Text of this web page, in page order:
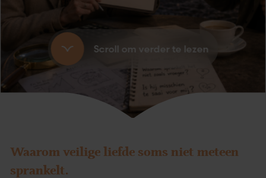
Scroll om verder te lezen
Waarom veilige liefde soms niet meteen
sprankelt.